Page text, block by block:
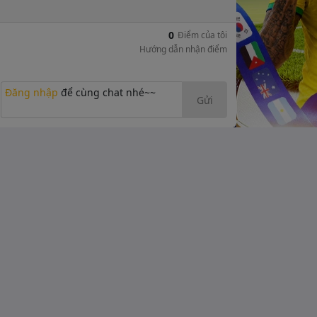
0 Điểm của tôi
Hướng dẫn nhận điểm
Đăng nhập để cùng chat nhé~~
Gửi